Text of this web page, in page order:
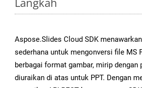
Aspose.Slides Cloud SDK
sederhana untuk mengonversi file MS
berbagai format gambar, mirip dengan
diuraikan di atas untuk PPT. Dengan